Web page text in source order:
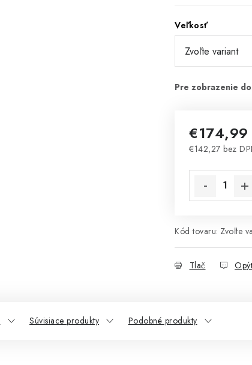
Veľkosť
€174,99
€142,27 bez
Kód tovaru: Zvoľte
Tlač
Súvisiace produkty Podobné produkty